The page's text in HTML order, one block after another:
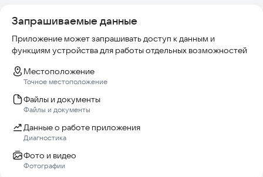
Запрашиваемые данные
Приложение может запрашивать доступ к данным и
функциям устройства для работы отдельных возможностей
Местоположение
Точное местоположение
Файлы и документы
Файлы и документы
Данные о работе приложения
Диагностика
Фото и видео
Фотографии